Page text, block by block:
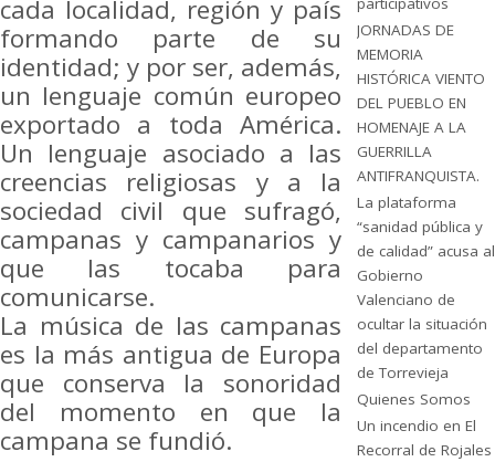
cada localidad, región y país
formando parte de su
identidad; y por ser, además,
un lenguaje común europeo
exportado a toda América.
Un lenguaje asociado a las
creencias religiosas y a la
sociedad civil que sufragó,
campanas y campanarios y
que las tocaba para
comunicarse.
La música de las campanas
es la más antigua de Europa
que conserva la sonoridad
del momento en que la
campana se fundió.
JORNADAS DE
MEMORIA
HISTÓRICA VIENTO
DEL PUEBLO EN
HOMENAJE A LA
GUERRILLA
ANTIFRANQUISTA.
La plataforma
“sanidad pública y
de calidad” acusa al
Gobierno
Valenciano de
ocultar la situación
del departamento
de Torrevieja
Quienes Somos
Un incendio en El
Recorral de Rojales